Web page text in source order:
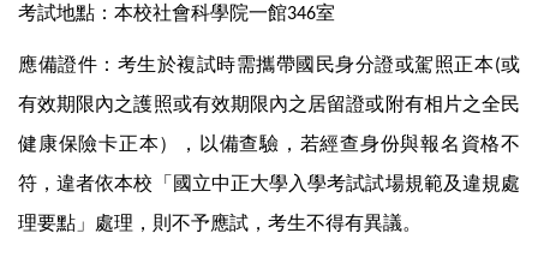
考試地點：本校社會科學院一館346室
應備證件： 考生於複試時需攜帶國民身分證或駕照正本(或
有效期限內之護照或有效期限內之居留證或附有相片之全民
健康保險卡正本），以備查驗，若經查身份與報名資格不
符，違者依本校「國立中正大學入學考試試場規範及違規處
理要點」處理，則不予應試，考生不得有異議。